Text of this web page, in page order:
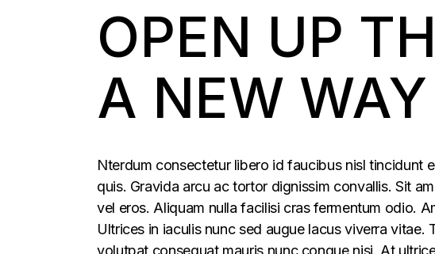
OPEN UP
A NEW WAY
Nterdum consectetur libero id faucibus nisl tincidunt
quis. Gravida arcu ac tortor dignissim convallis. Sit
vel eros. Aliquam nulla facilisi cras fermentum odio.
Ultrices in iaculis nunc sed augue lacus viverra vitae.
volutpat consequat mauris nunc congue nisi. At